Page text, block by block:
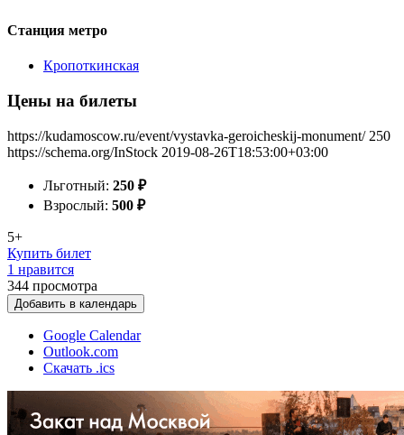
Станция метро
Кропоткинская
Цены на билеты
https://kudamoscow.ru/event/vystavka-geroicheskij-monument/ 250
https://schema.org/InStock 2019-08-26T18:53:00+03:00
Льготный: 250 ₽
Взрослый: 500 ₽
5+
Купить билет
1 нравится
344 просмотра
Добавить в календарь
Google Calendar
Outlook.com
Скачать .ics